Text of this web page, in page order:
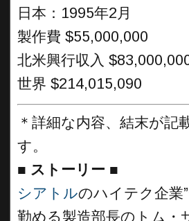
日本：1995年2月
製作費 $55,000,000
北米興行収入
世界 $214,015,090
＊詳細な内容、結末が記
す。
■ ストーリー ■
シアトルのハイテク企業
勤める製造部長のトム・